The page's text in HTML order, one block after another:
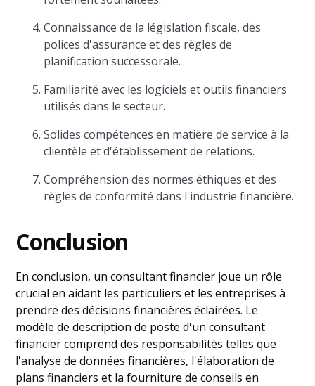
Connaissance de la législation fiscale, des
polices d'assurance et des règles de
planification successorale.
Familiarité avec les logiciels et outils financiers
utilisés dans le secteur.
Solides compétences en matière de service à la
clientèle et d'établissement de relations.
Compréhension des normes éthiques et des
règles de conformité dans l'industrie financière.
Conclusion
En conclusion, un consultant financier joue un rôle
crucial en aidant les particuliers et les entreprises à
prendre des décisions financières éclairées. Le
modèle de description de poste d'un consultant
financier comprend des responsabilités telles que
l'analyse de données financières, l'élaboration de
plans financiers et la fourniture de conseils en